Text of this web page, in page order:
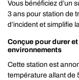
Vous bénéficiez d’un
3 ans pour station de
d’incident et simplifie
Conçue pour durer
environnements
Cette station est
température allant de